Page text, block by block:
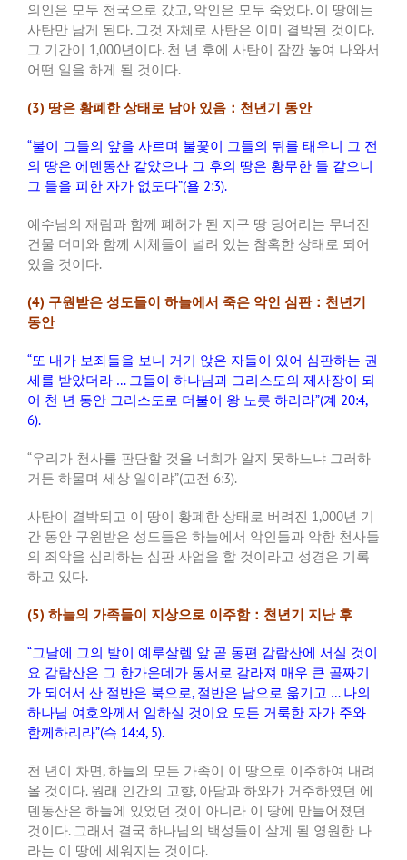
의인은 모두 천국으로 갔고, 악인은 모두 죽었다. 이 땅에는
사탄만 남게 된다. 그것 자체로 사탄은 이미 결박된 것이다.
그 기간이 1,000년이다. 천 년 후에 사탄이 잠깐 놓여 나와서
어떤 일을 하게 될 것이다.
(3) 땅은 황폐한 상태로 남아 있음：천년기 동안
“불이 그들의 앞을 사르며 불꽃이 그들의 뒤를 태우니 그 전
의 땅은 에덴동산 같았으나 그 후의 땅은 황무한 들 같으니
그 들을 피한 자가 없도다”(욜 2:3).
예수님의 재림과 함께 폐허가 된 지구 땅 덩어리는 무너진
건물 더미와 함께 시체들이 널려 있는 참혹한 상태로 되어
있을 것이다.
(4) 구원받은 성도들이 하늘에서 죽은 악인 심판：천년기
동안
“또 내가 보좌들을 보니 거기 앉은 자들이 있어 심판하는 권
세를 받았더라 … 그들이 하나님과 그리스도의 제사장이 되
어 천 년 동안 그리스도로 더불어 왕 노릇 하리라”(계 20:4,
6).
“우리가 천사를 판단할 것을 너희가 알지 못하느냐 그러하
거든 하물며 세상 일이랴”(고전 6:3).
사탄이 결박되고 이 땅이 황폐한 상태로 버려진 1,000년 기
간 동안 구원받은 성도들은 하늘에서 악인들과 악한 천사들
의 죄악을 심리하는 심판 사업을 할 것이라고 성경은 기록
하고 있다.
(5) 하늘의 가족들이 지상으로 이주함：천년기 지난 후
“그날에 그의 발이 예루살렘 앞 곧 동편 감람산에 서실 것이
요 감람산은 그 한가운데가 동서로 갈라져 매우 큰 골짜기
가 되어서 산 절반은 북으로, 절반은 남으로 옮기고 … 나의
하나님 여호와께서 임하실 것이요 모든 거룩한 자가 주와
함께하리라”(슥 14:4, 5).
천 년이 차면,하늘의 모든 가족이 이 땅으로 이주하여 내려
올 것이다. 원래 인간의 고향, 아담과 하와가 거주하였던 에
덴동산은 하늘에 있었던 것이 아니라 이 땅에 만들어졌던
것이다. 그래서 결국 하나님의 백성들이 살게 될 영원한 나
라는 이 땅에 세워지는 것이다.